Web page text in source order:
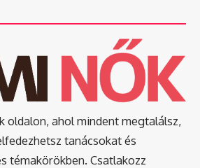
oldalon, ahol mindent megtalálsz,
tanácsokat és
témakörökben. Csatlakozz